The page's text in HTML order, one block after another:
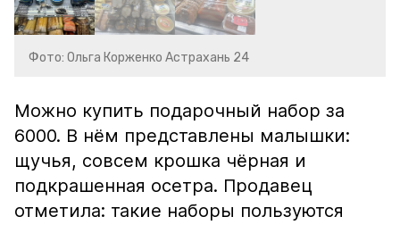
Фото: Ольга Корженко Астрахань 24
Можно купить подарочный набор за
6000. В нём представлены малышки:
щучья, совсем крошка чёрная и
подкрашенная осетра. Продавец
отметила: такие наборы пользуются